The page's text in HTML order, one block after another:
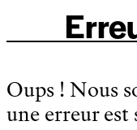
Oups ! Nous
une erreur est